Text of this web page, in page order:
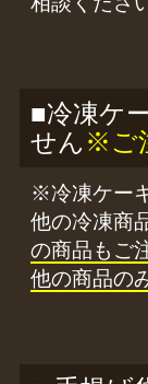
■冷凍ケ
せん ※ご
※冷凍ケー
他の冷凍商
の商品もご
他の商品の